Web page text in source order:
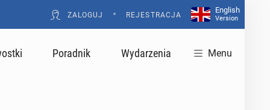
ZALOGUJ • REJESTRACJA
English
Version
Poradnik Wydarzenia Menu